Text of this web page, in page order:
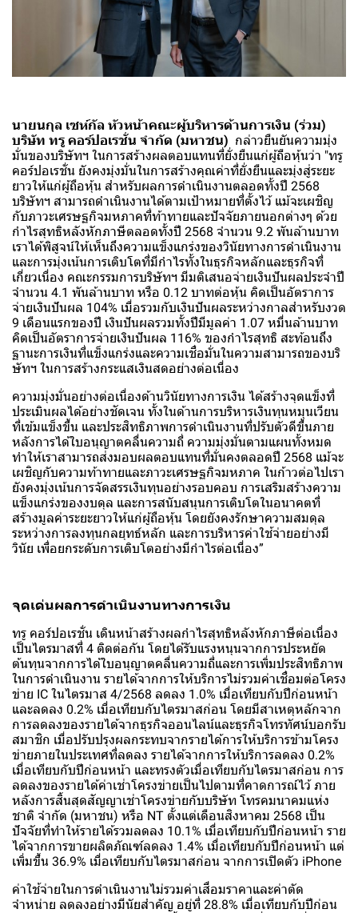
นายนกุล เซห์กัล หัวหน้าคณะผู้บริหารด้านการเงิน (ร่วม)
บริษัท ทรู คอร์ปอเรชั่น จำกัด (มหาชน) กล่าวยืนยันความมุ่ง
มั่นของบริษัทฯ ในการสร้างผลตอบแทนที่ยั่งยืนแก่ผู้ถือหุ้นว่า "ทรู
คอร์ปอเรชั่น ยังคงมุ่งมั่นในการสร้างคุณค่าที่ยั่งยืนและมุ่งสู่ระยะ
ยาวให้แก่ผู้ถือหุ้น สำหรับผลการดำเนินงานตลอดทั้งปี 2568
บริษัทฯ สามารถดำเนินงานได้ตามเป้าหมายที่ตั้งไว้ แม้จะเผชิญ
กับภาวะเศรษฐกิจมหภาคที่ท้าทายและปัจจัยภายนอกต่างๆ ด้วย
กำไรสุทธิหลังหักภาษีตลอดทั้งปี 2568 จำนวน 9.2 พันล้านบาท
เราได้พิสูจน์ให้เห็นถึงความแข็งแกร่งของวินัยทางการดำเนินงาน
และการมุ่งเน้นการเติบโตที่มีกำไรทั้งในธุรกิจหลักและธุรกิจที่
เกี่ยวเนื่อง คณะกรรมการบริษัทฯ มีมติเสนอจ่ายเงินปันผลประจำปี
จำนวน 4.1 พันล้านบาท หรือ 0.12 บาทต่อหุ้น คิดเป็นอัตราการ
จ่ายเงินปันผล 104% เมื่อรวมกับเงินปันผลระหว่างกาลสำหรับงวด
9 เดือนแรกของปี เงินปันผลรวมทั้งปีมีมูลค่า 1.07 หมื่นล้านบาท
คิดเป็นอัตราการจ่ายเงินปันผล 116% ของกำไรสุทธิ สะท้อนถึง
ฐานะการเงินที่แข็งแกร่งและความเชื่อมั่นในความสามารถของบริ
ษัทฯ ในการสร้างกระแสเงินสดอย่างต่อเนื่อง
ความมุ่งมั่นอย่างต่อเนื่องด้านวินัยทางการเงิน ได้สร้างจุดแข็งที่
ประเมินผลได้อย่างชัดเจน ทั้งในด้านการบริหารเงินทุนหมุนเวียน
ที่เข้มแข็งขึ้น และประสิทธิภาพการดำเนินงานที่ปรับตัวดีขึ้นภาย
หลังการได้ใบอนุญาตคลื่นความถี่ ความมุ่งมั่นตามแผนทั้งหมด
ทำให้เราสามารถส่งมอบผลตอบแทนที่มั่นคงตลอดปี 2568 แม้จะ
เผชิญกับความท้าทายและภาวะเศรษฐกิจมหภาค ในก้าวต่อไปเรา
ยังคงมุ่งเน้นการจัดสรรเงินทุนอย่างรอบคอบ การเสริมสร้างความ
แข็งแกร่งของงบดุล และการสนับสนุนการเติบโตในอนาคตที่
สร้างมูลค่าระยะยาวให้แก่ผู้ถือหุ้น โดยยังคงรักษาความสมดุล
ระหว่างการลงทุนกลยุทธ์หลัก และการบริหารค่าใช้จ่ายอย่างมี
วินัย เพื่อยกระดับการเติบโตอย่างมีกำไรต่อเนื่อง”
จุดเด่นผลการดำเนินงานทางการเงิน
ทรู คอร์ปอเรชั่น เดินหน้าสร้างผลกำไรสุทธิหลังหักภาษีต่อเนื่อง
เป็นไตรมาสที่ 4 ติดต่อกัน โดยได้รับแรงหนุนจากการประหยัด
ต้นทุนจากการได้ใบอนุญาตคลื่นความถี่และการเพิ่มประสิทธิภาพ
ในการดำเนินงาน รายได้จากการให้บริการไม่รวมค่าเชื่อมต่อโครง
ข่าย IC ในไตรมาส 4/2568 ลดลง 1.0% เมื่อเทียบกับปีก่อนหน้า
และลดลง 0.2% เมื่อเทียบกับไตรมาสก่อน โดยมีสาเหตุหลักจาก
การลดลงของรายได้จากธุรกิจออนไลน์และธุรกิจโทรทัศน์บอกรับ
สมาชิก เมื่อปรับปรุงผลกระทบจากรายได้การให้บริการข้ามโครง
ข่ายภายในประเทศที่ลดลง รายได้จากการให้บริการลดลง 0.2%
เมื่อเทียบกับปีก่อนหน้า และทรงตัวเมื่อเทียบกับไตรมาสก่อน การ
ลดลงของรายได้ค่าเช่าโครงข่ายเป็นไปตามที่คาดการณ์ไว้ ภาย
หลังการสิ้นสุดสัญญาเช่าโครงข่ายกับบริษัท โทรคมนาคมแห่ง
ชาติ จำกัด (มหาชน) หรือ NT ตั้งแต่เดือนสิงหาคม 2568 เป็น
ปัจจัยที่ทำให้รายได้รวมลดลง 10.1% เมื่อเทียบกับปีก่อนหน้า ราย
ได้จากการขายผลิตภัณฑ์ลดลง 1.4% เมื่อเทียบกับปีก่อนหน้า แต่
เพิ่มขึ้น 36.9% เมื่อเทียบกับไตรมาสก่อน จากการเปิดตัว iPhone
ค่าใช้จ่ายในการดำเนินงานไม่รวมค่าเสื่อมราคาและค่าตัด
จำหน่าย ลดลงอย่างมีนัยสำคัญ อยู่ที่ 28.8% เมื่อเทียบกับปีก่อน